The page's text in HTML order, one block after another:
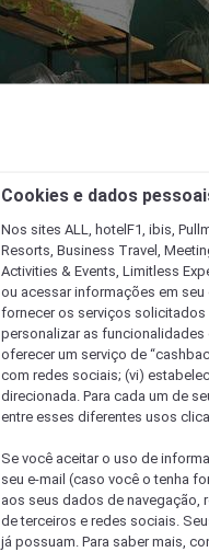
Cookies e dados
Nos sites ALL, hotelF1, ibis,
Resorts, Business Travel,
Activities & Events, Limitless
ou acessar informações em
fornecer os serviços solicitados
personalizar as
oferecer um serviço de
com redes sociais; (vi)
direcionada. Para cada um de
entre esses diferentes usos
Se você aceitar o uso de
seu e-mail (caso você o tenha
aos seus dados de navegação,
de terceiros e redes sociais.
já possuam. Para saber mais,